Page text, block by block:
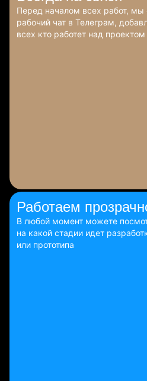
Перед началом всех работ, мы
рабочий чат в Телеграм,
всех кто работет над проектом
Работаем
В любой момент можете
на какой стадии идет
или прототипа